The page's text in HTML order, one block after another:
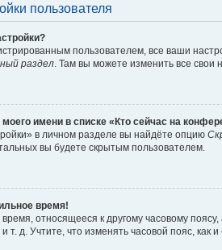
пользователя
пользователем, все ваши
раздел . Там вы можете изменить все свои
имени в списке «Кто сейчас на
в личном разделе вы найдёте опцию
вы будете скрытым пользователем.
время!
относящееся к другому часовому
т. д. Учтите, что изменять часовой пояс,